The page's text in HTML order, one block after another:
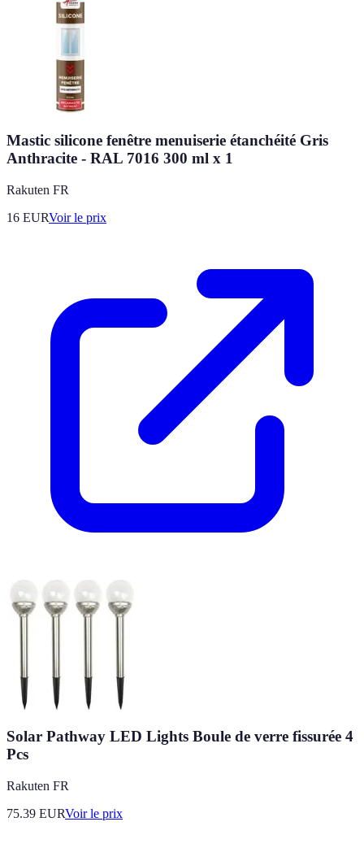
Mastic silicone fenêtre menuiserie étanchéité Gris
Anthracite - RAL 7016 300 ml x 1
Rakuten FR
16 EURVoir le prix
Solar Pathway LED Lights Boule de verre fissurée 4
Pcs
Rakuten FR
75.39 EURVoir le prix